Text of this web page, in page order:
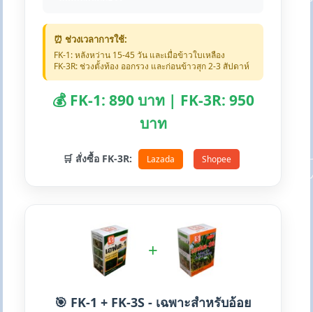
⏰ ช่วงเวลาการใช้:
FK-1: หลังหว่าน 15-45 วัน และเมื่อข้าวใบเหลือง
FK-3R: ช่วงตั้งท้อง ออกรวง และก่อนข้าวสุก 2-3 สัปดาห์
💰 FK-1: 890 บาท | FK-3R: 950
บาท
🛒 สั่งซื้อ FK-3R: Lazada Shopee
+
🎯 FK-1 + FK-3S - เฉพาะสำหรับอ้อย